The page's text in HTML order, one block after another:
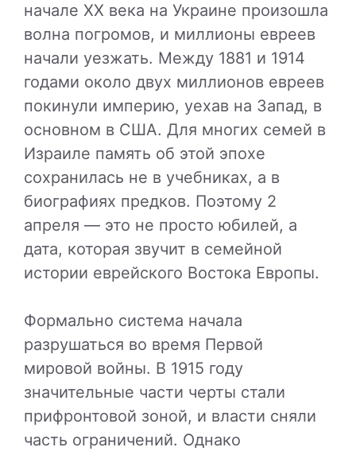
начале XX века на Украине произошла
волна погромов, и миллионы евреев
начали уезжать. Между 1881 и 1914
годами около двух миллионов евреев
покинули империю, уехав на Запад, в
основном в США. Для многих семей в
Израиле память об этой эпохе
сохранилась не в учебниках, а в
биографиях предков. Поэтому 2
апреля — это не просто юбилей, а
дата, которая звучит в семейной
истории еврейского Востока Европы.
Формально система начала
разрушаться во время Первой
мировой войны. В 1915 году
значительные части черты стали
прифронтовой зоной, и власти сняли
часть ограничений. Однако